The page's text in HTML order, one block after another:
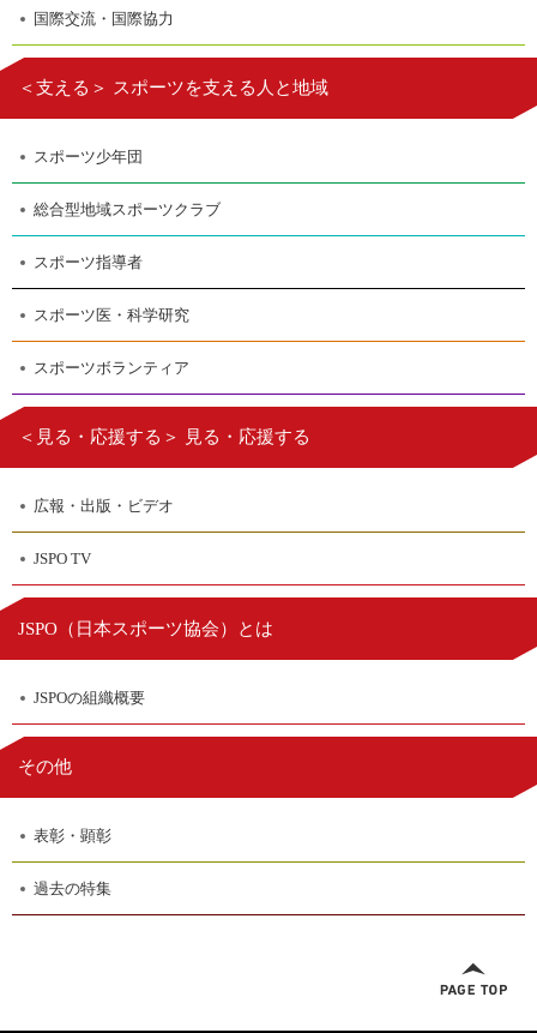
国際交流・国際協力
＜支える＞ スポーツを支える人と地域
スポーツ少年団
総合型地域スポーツクラブ
スポーツ指導者
スポーツ医・科学研究
スポーツボランティア
＜見る・応援する＞ 見る・応援する
広報・出版・ビデオ
JSPO TV
JSPO（ 日本スポーツ協会）とは
JSPOの組織概要
その他
表彰・顕彰
過去の特集